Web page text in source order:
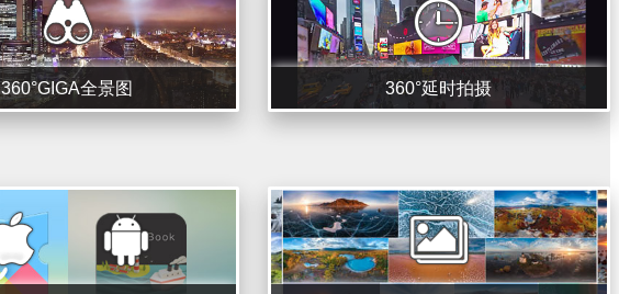
360°GIGA全景图 360°延时拍摄